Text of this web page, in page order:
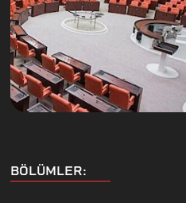
BÖLÜMLER: